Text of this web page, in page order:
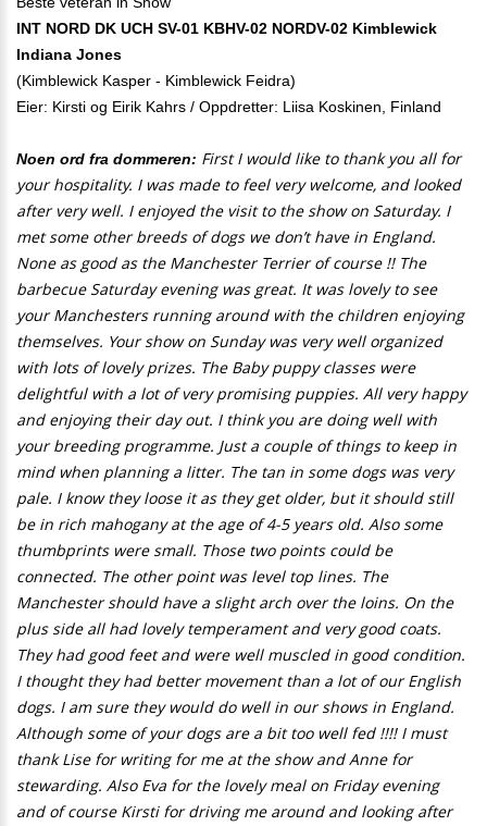
INT NORD DK UCH SV-01 KBHV-02 NORDV-02 Kimblewick
Indiana Jones
(Kimblewick Kasper - Kimblewick Feidra)
Eier: Kirsti og Eirik Kahrs / Oppdretter: Liisa Koskinen, Finland
Noen ord fra dommeren: First I would like to thank you all for
your hospitality. I was made to feel very welcome, and looked
after very well. I enjoyed the visit to the show on Saturday. I
met some other breeds of dogs we don’t have in England.
None as good as the Manchester Terrier of course !! The
barbecue Saturday evening was great. It was lovely to see
your Manchesters running around with the children enjoying
themselves. Your show on Sunday was very well organized
with lots of lovely prizes. The Baby puppy classes were
delightful with a lot of very promising puppies. All very happy
and enjoying their day out. I think you are doing well with
your breeding programme. Just a couple of things to keep in
mind when planning a litter. The tan in some dogs was very
pale. I know they loose it as they get older, but it should still
be in rich mahogany at the age of 4-5 years old. Also some
thumbprints were small. Those two points could be
connected. The other point was level top lines. The
Manchester should have a slight arch over the loins. On the
plus side all had lovely temperament and very good coats.
They had good feet and were well muscled in good condition.
I thought they had better movement than a lot of our English
dogs. I am sure they would do well in our shows in England.
Although some of your dogs are a bit too well fed !!!! I must
thank Lise for writing for me at the show and Anne for
stewarding. Also Eva for the lovely meal on Friday evening
and of course Kirsti for driving me around and looking after